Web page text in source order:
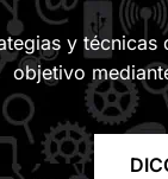
y
objetivo